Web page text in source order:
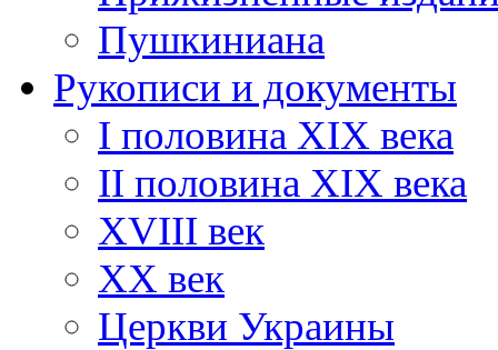
Пушкиниана
Рукописи и документы
I половина XIX века
II половина XIX века
XVIII век
ХХ век
Церкви Украины